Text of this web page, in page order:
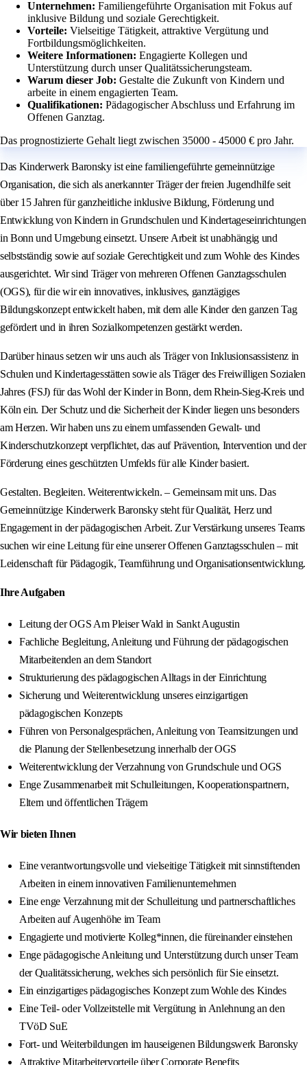
Unternehmen: Familiengeführte Organisation mit Fokus auf
inklusive Bildung und soziale Gerechtigkeit.
Vorteile: Vielseitige Tätigkeit, attraktive Vergütung und
Fortbildungsmöglichkeiten.
Weitere Informationen: Engagierte Kollegen und
Unterstützung durch unser Qualitätssicherungsteam.
Warum dieser Job: Gestalte die Zukunft von Kindern und
arbeite in einem engagierten Team.
Qualifikationen: Pädagogischer Abschluss und Erfahrung im
Offenen Ganztag.
Das prognostizierte Gehalt liegt zwischen 35000 - 45000 € pro Jahr.
Das Kinderwerk Baronsky ist eine familiengeführte gemeinnützige
Organisation, die sich als anerkannter Träger der freien Jugendhilfe seit
über 15 Jahren für ganzheitliche inklusive Bildung, Förderung und
Entwicklung von Kindern in Grundschulen und Kindertageseinrichtungen
in Bonn und Umgebung einsetzt. Unsere Arbeit ist unabhängig und
selbstständig sowie auf soziale Gerechtigkeit und zum Wohle des Kindes
ausgerichtet. Wir sind Träger von mehreren Offenen Ganztagsschulen
(OGS), für die wir ein innovatives, inklusives, ganztägiges
Bildungskonzept entwickelt haben, mit dem alle Kinder den ganzen Tag
gefördert und in ihren Sozialkompetenzen gestärkt werden.
Darüber hinaus setzen wir uns auch als Träger von Inklusionsassistenz in
Schulen und Kindertagesstätten sowie als Träger des Freiwilligen Sozialen
Jahres (FSJ) für das Wohl der Kinder in Bonn, dem Rhein-Sieg-Kreis und
Köln ein. Der Schutz und die Sicherheit der Kinder liegen uns besonders
am Herzen. Wir haben uns zu einem umfassenden Gewalt- und
Kinderschutzkonzept verpflichtet, das auf Prävention, Intervention und der
Förderung eines geschützten Umfelds für alle Kinder basiert.
Gestalten. Begleiten. Weiterentwickeln. – Gemeinsam mit uns. Das
Gemeinnützige Kinderwerk Baronsky steht für Qualität, Herz und
Engagement in der pädagogischen Arbeit. Zur Verstärkung unseres Teams
suchen wir eine Leitung für eine unserer Offenen Ganztagsschulen – mit
Leidenschaft für Pädagogik, Teamführung und Organisationsentwicklung.
Ihre Aufgaben
Leitung der OGS Am Pleiser Wald in Sankt Augustin
Fachliche Begleitung, Anleitung und Führung der pädagogischen
Mitarbeitenden an dem Standort
Strukturierung des pädagogischen Alltags in der Einrichtung
Sicherung und Weiterentwicklung unseres einzigartigen
pädagogischen Konzepts
Führen von Personalgesprächen, Anleitung von Teamsitzungen und
die Planung der Stellenbesetzung innerhalb der OGS
Weiterentwicklung der Verzahnung von Grundschule und OGS
Enge Zusammenarbeit mit Schulleitungen, Kooperationspartnern,
Eltern und öffentlichen Trägern
Wir bieten Ihnen
Eine verantwortungsvolle und vielseitige Tätigkeit mit sinnstiftenden
Arbeiten in einem innovativen Familienunternehmen
Eine enge Verzahnung mit der Schulleitung und partnerschaftliches
Arbeiten auf Augenhöhe im Team
Engagierte und motivierte Kolleg*innen, die füreinander einstehen
Enge pädagogische Anleitung und Unterstützung durch unser Team
der Qualitätssicherung, welches sich persönlich für Sie einsetzt.
Ein einzigartiges pädagogisches Konzept zum Wohle des Kindes
Eine Teil- oder Vollzeitstelle mit Vergütung in Anlehnung an den
TVöD SuE
Fort- und Weiterbildungen im hauseigenen Bildungswerk Baronsky
Attraktive Mitarbeitervorteile über Corporate Benefits